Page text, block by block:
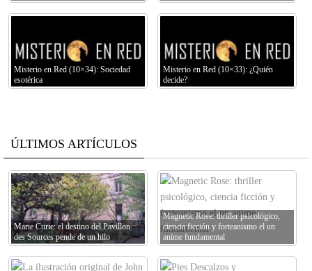
Misterio en Red (10×34): Sociedad
esotérica
Misterio en Red (10×33): ¿Quién
decide?
ÚLTIMOS ARTÍCULOS
Marie Curie: el destino del Pavillon
des Sources pende de un hilo
Magnetic Rose: thriller psicológico,
ciencia ficción y forteanismo el un
anime fundamental